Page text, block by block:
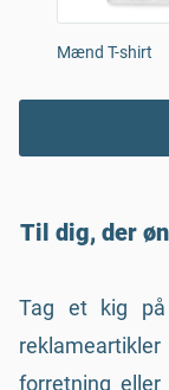
Mænd T-shirt
Til dig, der
Tag et kig på
forretning eller